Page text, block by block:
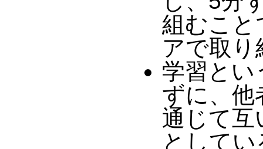
組むこと
アで取
学習とい
ずに、他
通じて互
としてい